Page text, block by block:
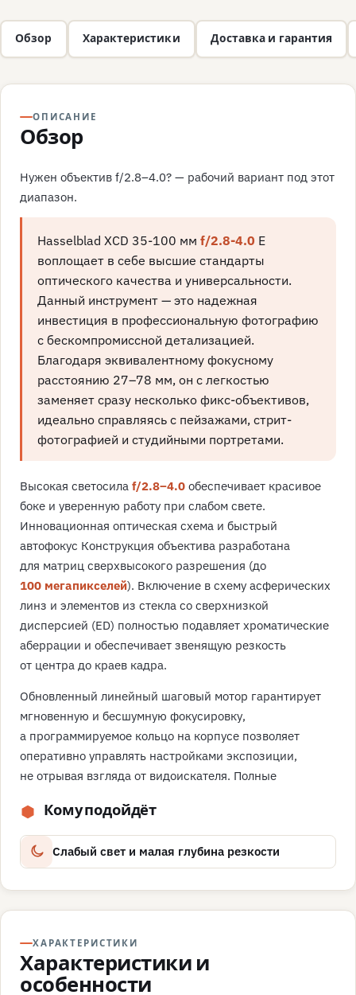
Обзор Характеристики Доставка и гарантия
ОПИСАНИЕ
Обзор
Нужен объектив f/2.8–4.0? — рабочий вариант под этот
диапазон.
Hasselblad XCD 35-100 ммf/2.8-4.0 E
воплощает в себе высшие стандарты
оптического качества и универсальности.
Данный инструмент — это надежная
инвестиция в профессиональную фотографию
с бескомпромиссной детализацией.
Благодаря эквивалентному фокусному
расстоянию 27–78 мм, он с легкостью
заменяет сразу несколько фикс-объективов,
идеально справляясь с пейзажами, стрит-
фотографией и студийными портретами.
Высокая светосила f/2.8–4.0 обеспечивает красивое
боке и уверенную работу при слабом свете.
Инновационная оптическая схема и быстрый
автофокус Конструкция объектива разработана
для матриц сверхвысокого разрешения (до
100 мегапикселей). Включение в схему асферических
линз и элементов из стекла со сверхнизкой
дисперсией (ED) полностью подавляет хроматические
аберрации и обеспечивает звенящую резкость
от центра до краев кадра.
Обновленный линейный шаговый мотор гарантирует
мгновенную и бесшумную фокусировку,
а программируемое кольцо на корпусе позволяет
оперативно управлять настройками экспозиции,
не отрывая взгляда от видоискателя. Полные
Кому подойдёт
Слабый свет и малая глубина резкости
ХАРАКТЕРИСТИКИ
Характеристики и
особенности